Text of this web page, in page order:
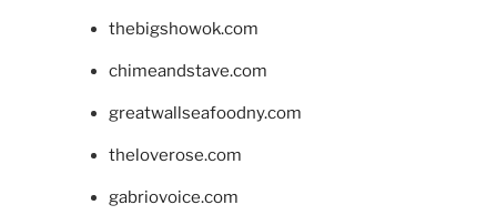
thebigshowok.com
chimeandstave.com
greatwallseafoodny.com
theloverose.com
gabriovoice.com